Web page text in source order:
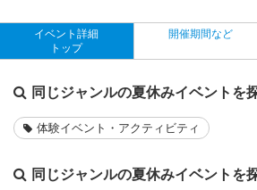
イベント詳細
トップ
開催期間など
同じジャンルの夏休みイベントを
体験イベント・アクティビティ
同じジャンルの夏休みイベントを